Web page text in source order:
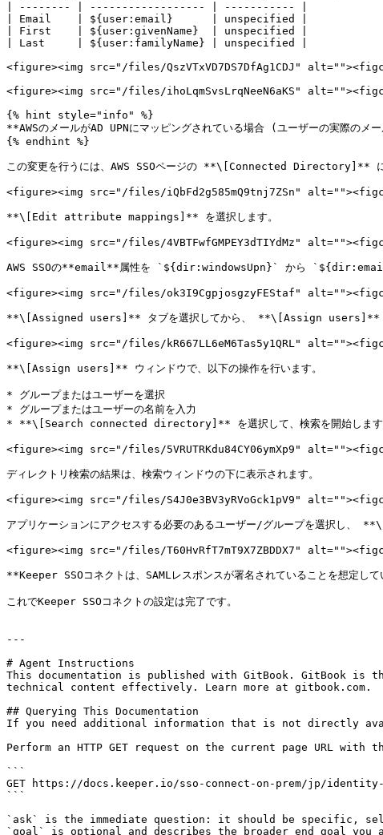
| -------- | ------------------ | ----------- |
| Email    | ${user:email}      | unspecified |
| First    | ${user:givenName}  | unspecified |
| Last     | ${user:familyName} | unspecified |
<figure><img src="/files/QszVTxVD7DS7DfAg1CDJ"
<figure><img src="/files/ihoLqmSvsLrqNeeN6aKS"
{% hint style="info" %}
**AWSのメールがAD UPNにマッピングされている場合 (ユーザーの実際のメ
{% endhint %}
この変更を行うには、AWS SSOページの **\[Connected Directory]** に
<figure><img src="/files/iQbFd2g585mQ9tnj7ZSn"
**\[Edit attribute mappings]** を選択します。
<figure><img src="/files/4VBTFwfGMPEY3dTIYdMz"
AWS SSOの**email**属性を `${dir:windowsUpn}` から
<figure><img src="/files/ok3I9CgpjosgzyFEStaf"
**\[Assigned users]** タブを選択してから、 **\[Assign users]** を選択
<figure><img src="/files/kR667LL6eM6Tas5y1QRL"
**\[Assign users]** ウィンドウで、以下の操作を行います。
* グループまたはユーザーを選択
* グループまたはユーザーの名前を入力
* **\[Search connected directory]** を選択して、検索を開始します
<figure><img src="/files/5VRUTRKdu84CY06ymXp9"
ディレクトリ検索の結果は、検索ウィンドウの下に表示されます。
<figure><img src="/files/S4J0e3BV3yRVoGck1pV9"
アプリケーションにアクセスする必要のあるユーザー/グループを選択し
<figure><img src="/files/T60HvRfT7mT9X7ZBDDX7"
**Keeper SSOコネクトは、SAMLレスポンスが署名されていることを想定し
これでKeeper SSOコネクトの設定は完了です。
---
# Agent Instructions
This documentation is published with GitBook. GitBook is
technical content effectively. Learn more at gitbook.com.
## Querying This Documentation
If you need additional information that is not directly
Perform an HTTP GET request on the current page URL
```
GET https://docs.keeper.io/sso-connect-on-prem/jp/identity-
```
`ask` is the immediate question: it should be specific,
`goal` is optional and describes the broader end goal